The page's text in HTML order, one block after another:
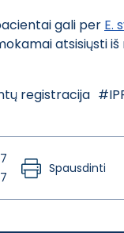
gali per E.
atsisiųsti iš
registracija
Spausdinti